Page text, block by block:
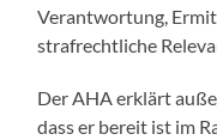
Verantwortung,
strafrechtliche
Der AHA erklärt
dass er bereit ist im